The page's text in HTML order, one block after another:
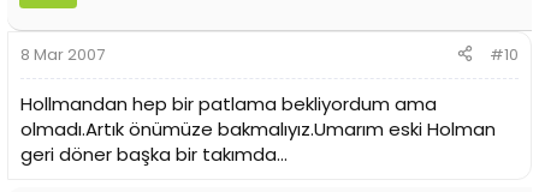
8 Mar 2007 #10
Hollmandan hep bir patlama bekliyordum ama
olmadı.Artık önümüze bakmalıyız.Umarım eski Holman
geri döner başka bir takımda...